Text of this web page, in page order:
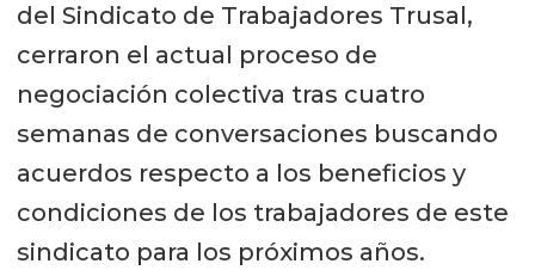
del Sindicato de Trabajadores Trusal,
cerraron el actual proceso de
negociación colectiva tras cuatro
semanas de conversaciones buscando
acuerdos respecto a los beneficios y
condiciones de los trabajadores de este
sindicato para los próximos años.